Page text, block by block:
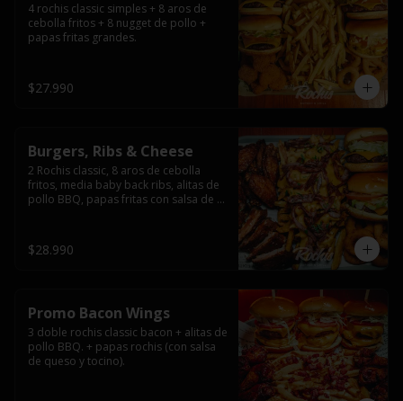
4 rochis classic simples + 8 aros de
cebolla fritos + 8 nugget de pollo +
papas fritas grandes.
$27.990
Burgers, Ribs & Cheese
2 Rochis classic, 8 aros de cebolla
fritos, media baby back ribs, alitas de
pollo BBQ, papas fritas con salsa de
$28.990
Promo Bacon Wings
3 doble rochis classic bacon + alitas de
pollo BBQ. + papas rochis (con salsa
de queso y tocino).